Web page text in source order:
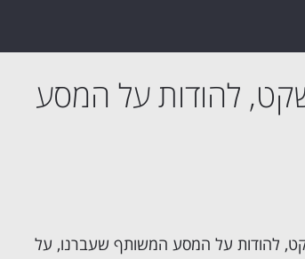
להודות על המסע
להודות על המסע המשותף שעברנו, על